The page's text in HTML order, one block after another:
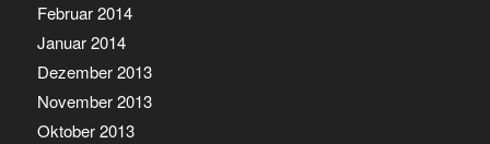
Februar 2014
Januar 2014
Dezember 2013
November 2013
Oktober 2013